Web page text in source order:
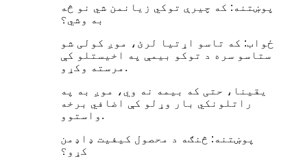
پوښتنه: که چیرې توکي زیانمن شي نو څه
به وشي؟
ځواب: که تاسو اړتیا لرئ، موږ کولی شو
ستاسو سره د توکو بیمې په اخیستلو کې
مرسته وکړو.
یقینا، حتی که بیمه نه وي، موږ به په
راتلونکي بار وړلو کې اضافي برخه
واستوو.
پوښتنه: څنګه د محصول کیفیت ډاډمن
کړو؟